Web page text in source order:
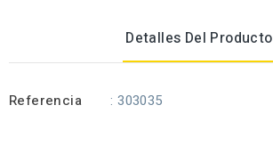
Detalles Del Producto
Referencia : 303035